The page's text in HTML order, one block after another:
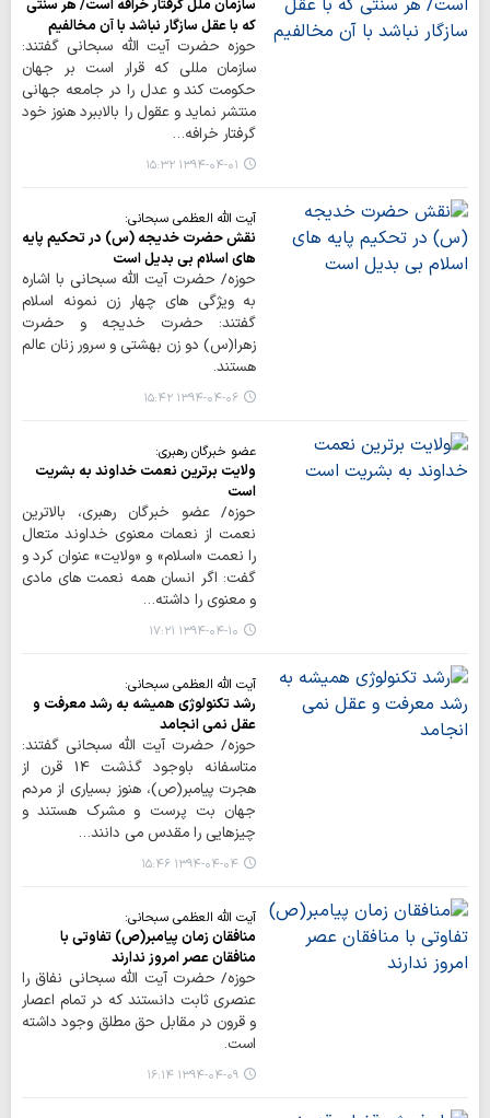
سازمان ملل گرفتار خرافه است/ هر سنتی
که با عقل سازگار نباشد با آن مخالفیم
حوزه حضرت آیت الله سبحانی گفتند:
سازمان مللی که قرار است بر جهان
حکومت کند و عدل را در جامعه جهانی
منتشر نماید و عقول را بالاببرد هنوز خود
گرفتار خرافه…
۱۳۹۴-۰۴-۰۱ ۱۵:۳۲
آیت الله العظمی سبحانی:
نقش حضرت خدیجه (س) در تحکیم پایه
های اسلام بی بدیل است
حوزه/ حضرت آیت الله سبحانی با اشاره
به ویژگی های چهار زن نمونه اسلام
گفتند: حضرت خدیجه و حضرت
زهرا(س) دو زن بهشتی و سرور زنان عالم
هستند.
۱۳۹۴-۰۴-۰۶ ۱۵:۴۲
عضو خبرگان رهبری:
ولایت برترین نعمت خداوند به بشریت
است
حوزه/ عضو خبرگان رهبری، بالاترین
نعمت از نعمات معنوی خداوند متعال
را نعمت «اسلام» و «ولایت» عنوان کرد و
گفت: اگر انسان همه نعمت های مادی
و معنوی را داشته…
۱۳۹۴-۰۴-۱۰ ۱۷:۲۱
آیت الله العظمی سبحانی:
رشد تکنولوژی همیشه به رشد معرفت و
عقل نمی انجامد
حوزه/ حضرت آیت الله سبحانی گفتند:
متاسفانه باوجود گذشت 14 قرن از
هجرت پیامبر(ص)، هنوز بسیاری از مردم
جهان بت پرست و مشرک هستند و
چیزهایی را مقدس می دانند…
۱۳۹۴-۰۴-۰۴ ۱۵:۴۶
آیت الله العظمی سبحانی:
منافقان زمان پیامبر(ص) تفاوتی با
منافقان عصر امروز ندارند
حوزه/ حضرت آیت الله سبحانی نفاق را
عنصری ثابت دانستند که در تمام اعصار
و قرون در مقابل حق مطلق وجود داشته
است.
۱۳۹۴-۰۴-۰۹ ۱۶:۱۴